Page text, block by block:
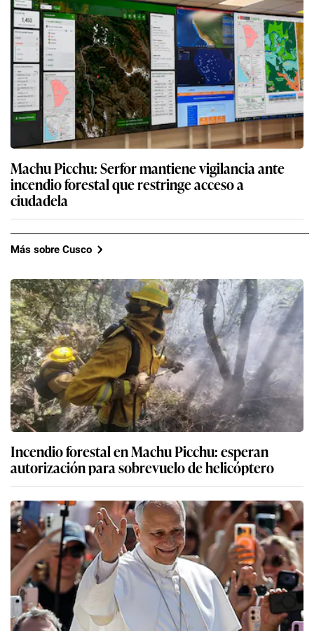
Machu Picchu: Serfor mantiene vigilancia ante
incendio forestal que restringe acceso a
ciudadela
Más sobre Cusco
Incendio forestal en Machu Picchu: esperan
autorización para sobrevuelo de helicóptero